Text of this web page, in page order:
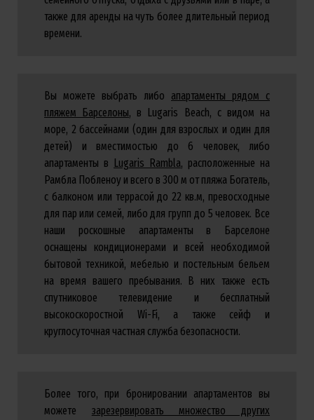
также для аренды на чуть более длительный период
времени.
Вы можете выбрать либо апартаменты рядом с
пляжем Барселоны, в Lugaris Beach, с видом на
море, 2 бассейнами (один для взрослых и один для
детей) и вместимостью до 6 человек, либо
апартаменты в Lugaris Rambla, расположенные на
Рамбла Побленоу и всего в 300 м от пляжа Богатель,
с балконом или террасой до 22 кв.м, превосходные
для пар или семей, либо для групп до 5 человек. Все
наши роскошные апартаменты в Барселоне
оснащены кондиционерами и всей необходимой
бытовой техникой, мебелью и постельным бельем
на время вашего пребывания. В них также есть
спутниковое телевидение и бесплатный
высокоскоростной Wi-Fi, а также сейф и
круглосуточная частная служба безопасности.
Более того, при бронировании апартаментов вы
можете зарезервировать множество других